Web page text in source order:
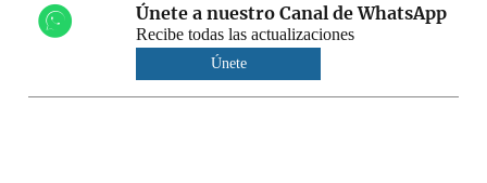
Únete a nuestro Canal de WhatsApp
Recibe todas las actualizaciones
Únete